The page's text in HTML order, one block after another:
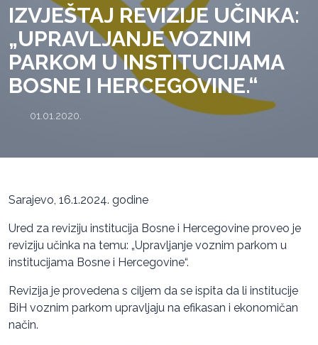
IZVJEŠTAJ REVIZIJE UČINKA:
„UPRAVLJANJE VOZNIM
PARKOM U INSTITUCIJAMA
BOSNE I HERCEGOVINE.“
01.01.2020.
Sarajevo, 16.1.2024. godine
Ured za reviziju institucija Bosne i Hercegovine proveo je
reviziju učinka na temu: „Upravljanje voznim parkom u
institucijama Bosne i Hercegovine“.
Revizija je provedena s ciljem da se ispita da li institucije
BiH voznim parkom upravljaju na efikasan i ekonomičan
način.